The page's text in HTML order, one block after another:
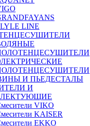
LINE
И ПЬЕДЕСТАЛЫ
И
VIKO
KAISER
EKKO